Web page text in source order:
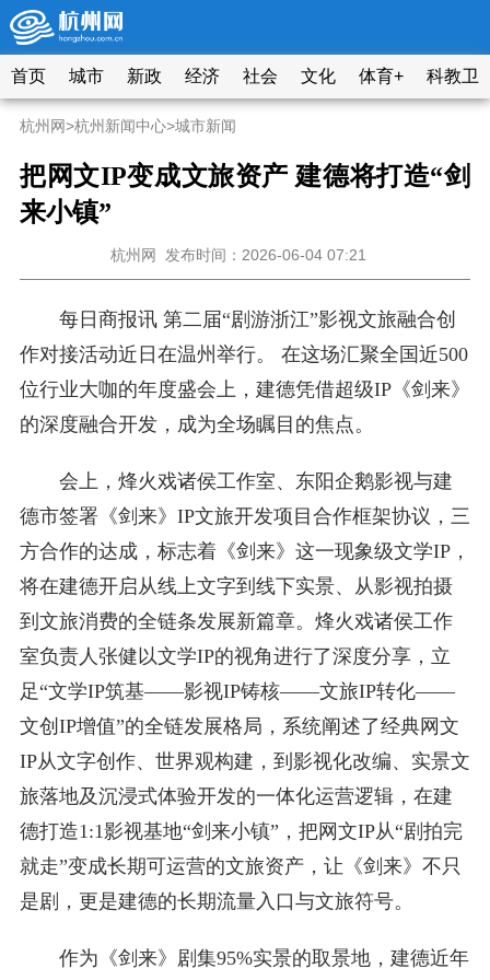
首页 城市 新政 经济 社会 文化 体育+ 科教卫
杭州网>杭州新闻中心>城市新闻
把网文IP变成文旅资产 建德将打造“剑
来小镇”
杭州网 发布时间：2026-06-04 07:21
每日商报讯 第二届“剧游浙江”影视文旅融合创
作对接活动近日在温州举行。 在这场汇聚全国近500
位行业大咖的年度盛会上，建德凭借超级IP《剑来》
的深度融合开发，成为全场瞩目的焦点。
会上，烽火戏诸侯工作室、东阳企鹅影视与建
德市签署《剑来》IP文旅开发项目合作框架协议，三
方合作的达成，标志着《剑来》这一现象级文学IP，
将在建德开启从线上文字到线下实景、从影视拍摄
到文旅消费的全链条发展新篇章。烽火戏诸侯工作
室负责人张健以文学IP的视角进行了深度分享，立
足“文学IP筑基——影视IP铸核——文旅IP转化——
文创IP增值”的全链发展格局，系统阐述了经典网文
IP从文字创作、世界观构建，到影视化改编、实景文
旅落地及沉浸式体验开发的一体化运营逻辑，在建
德打造1:1影视基地“剑来小镇”，把网文IP从“剧拍完
就走”变成长期可运营的文旅资产，让《剑来》不只
是剧，更是建德的长期流量入口与文旅符号。
作为《剑来》剧集95%实景的取景地，建德近年